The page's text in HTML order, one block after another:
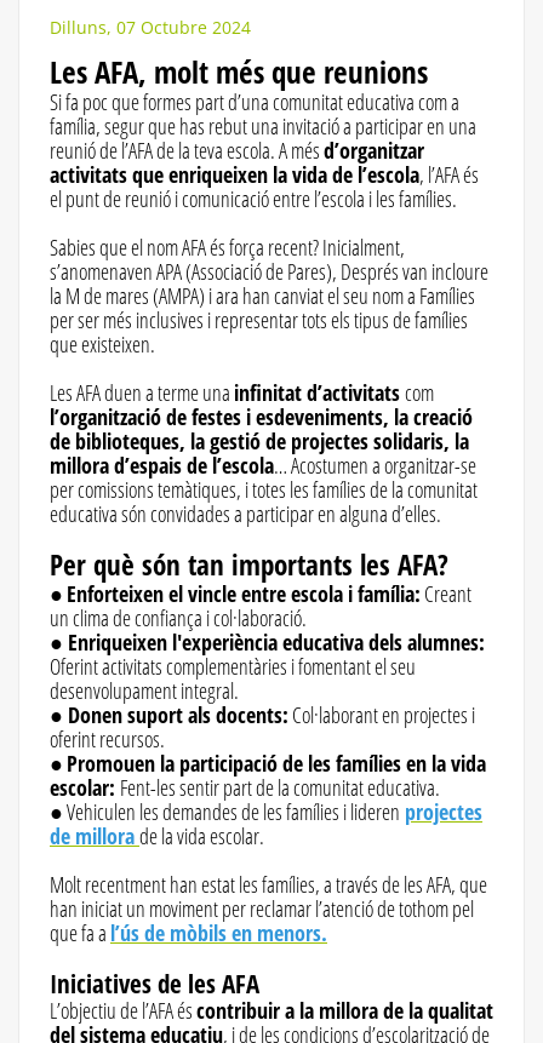
Dilluns, 07 Octubre 2024
Les AFA, molt més que reunions
Si fa poc que formes part d’una comunitat educativa com a
família, segur que has rebut una invitació a participar en una
reunió de l’AFA de la teva escola. A mésd’organitzar
activitats que enriqueixen la vida de l’escola, l’AFA és
el punt de reunió i comunicació entre l’escola i les famílies.
Sabies que el nom AFA és força recent? Inicialment,
s’anomenaven APA (Associació de Pares), Després van incloure
la M de mares (AMPA) i ara han canviat el seu nom a Famílies
per ser més inclusives i representar tots els tipus de famílies
que existeixen.
Les AFA duen a terme una infinitat d’activitatscom
l’organització de festes i esdeveniments, la creació
de biblioteques, la gestió de projectes solidaris, la
millora d’espais de l’escola… Acostumen a organitzar-se
per comissions temàtiques, i totes les famílies de la comunitat
educativa són convidades a participar en alguna d’elles.
Per què són tan importants les AFA?
● Enforteixen el vincle entre escola i família: Creant
un clima de confiança i col·laboració.
● Enriqueixen l'experiència educativa dels alumnes:
Oferint activitats complementàries i fomentant el seu
desenvolupament integral.
● Donen suport als docents: Col·laborant en projectes i
oferint recursos.
● Promouen la participació de les famílies en la vida
escolar: Fent-les sentir part de la comunitat educativa.
● Vehiculen les demandes de les famílies i lideren projectes
de millorade la vida escolar.
Molt recentment han estat les famílies, a través de les AFA, que
han iniciat un moviment per reclamar l’atenció de tothom pel
que fa a l’ús de mòbils en menors.
Iniciatives de les AFA
L’objectiu de l’AFA éscontribuir a la millora de la qualitat
del sistema educatiu, i de les condicions d’escolarització de